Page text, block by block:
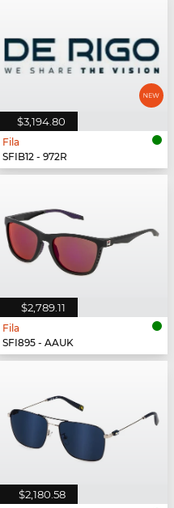
$3,194.80
Fila
SFIB12 - 972R
$2,789.11
Fila
SFI895 - AAUK
$2,180.58